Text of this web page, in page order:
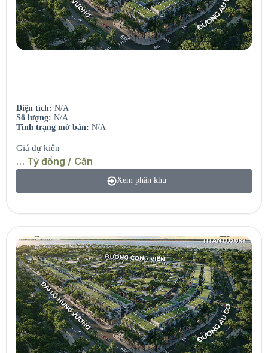
Diện tích: N/A
Số lượng: N/A
Tình trạng mở bán: N/A
Giá dự kiến
… Tỷ đồng / Căn
Xem phân khu